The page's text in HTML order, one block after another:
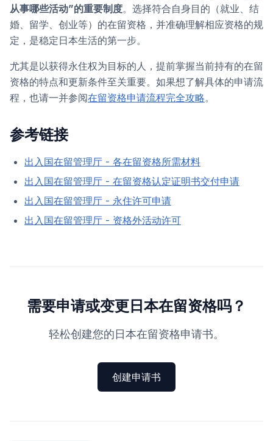
从事哪些活动”的重要制度。选择符合自身目的（就业、结
婚、留学、创业等）的在留资格，并准确理解相应资格的规
定，是稳定日本生活的第一步。
尤其是以获得永住权为目标的人，提前掌握当前持有的在留
资格的特点和更新条件至关重要。如果想了解具体的申请流
程，也请一并参阅在留资格申请流程完全攻略。
参考链接
出入国在留管理厅 - 各在留资格所需材料
出入国在留管理厅 - 在留资格认定证明书交付申请
出入国在留管理厅 - 永住许可申请
出入国在留管理厅 - 资格外活动许可
需要申请或变更日本在留资格吗？
轻松创建您的日本在留资格申请书。
创建申请书